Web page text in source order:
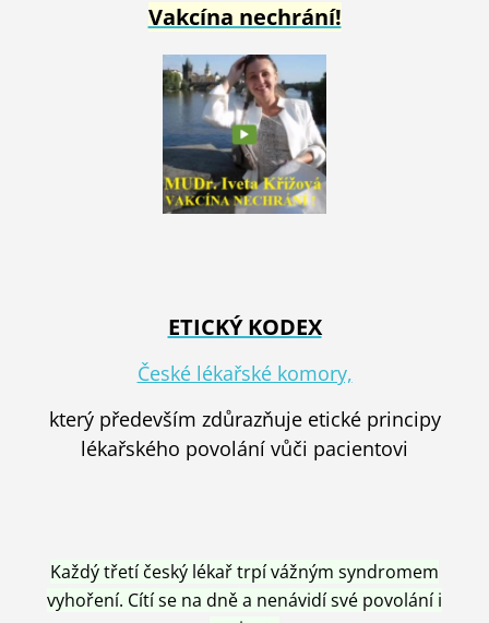
Vakcína nechrání!
ETICKÝ KODEX
České lékařské komory,
který především zdůrazňuje etické principy
lékařského povolání vůči pacientovi
Každý třetí český lékař trpí vážným syndromem
vyhoření. Cítí se na dně a nenávidí své povolání i